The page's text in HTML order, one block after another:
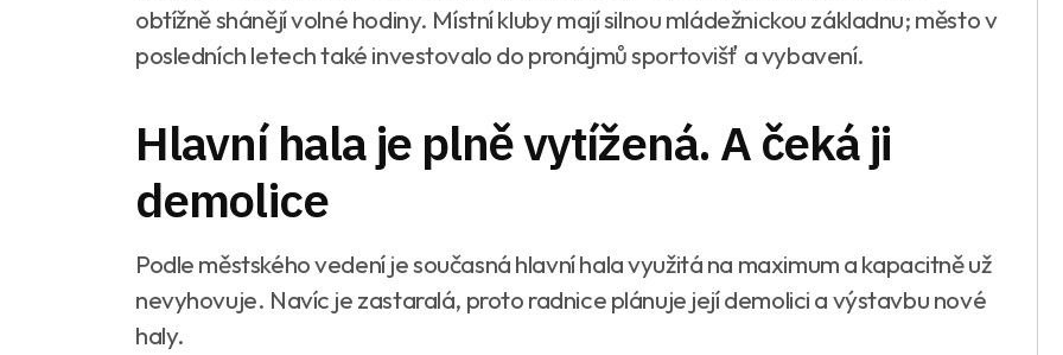
obtížně shánějí volné hodiny. Místní kluby mají silnou mládežnickou základnu; město v
posledních letech také investovalo do pronájmů sportovišť a vybavení.
Hlavní hala je plně vytížená. A čeká ji
demolice
Podle městského vedení je současná hlavní hala využitá na maximum a kapacitně už
nevyhovuje. Navíc je zastaralá, proto radnice plánuje její demolici a výstavbu nové
haly.